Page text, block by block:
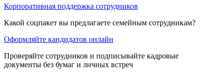
Корпоративная поддержка сотрудников
Какой соцпакет вы предлагаете семейным сотрудникам?
Оформляйте кандидатов онлайн
Проверяйте сотрудников и подписывайте кадровые
документы без бумаг и личных встреч